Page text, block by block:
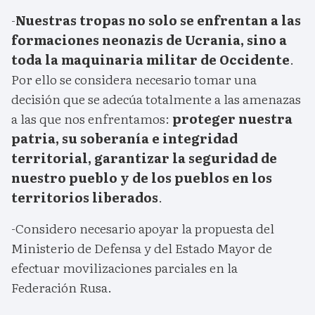
-Nuestras tropas no solo se enfrentan a las
formaciones neonazis de Ucrania, sino a
toda la maquinaria militar de Occidente.
Por ello se considera necesario tomar una
decisión que se adecúa totalmente a las amenazas
a las que nos enfrentamos: proteger nuestra
patria, su soberanía e integridad
territorial, garantizar la seguridad de
nuestro pueblo y de los pueblos en los
territorios liberados.
-Considero necesario apoyar la propuesta del
Ministerio de Defensa y del Estado Mayor de
efectuar movilizaciones parciales en la
Federación Rusa.